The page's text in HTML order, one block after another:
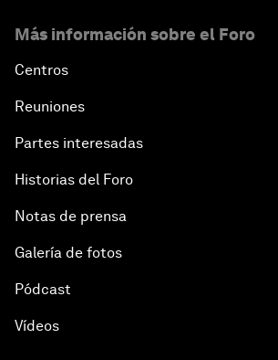
Más información sobre el Foro
Centros
Reuniones
Partes interesadas
Historias del Foro
Notas de prensa
Galería de fotos
Pódcast
Vídeos